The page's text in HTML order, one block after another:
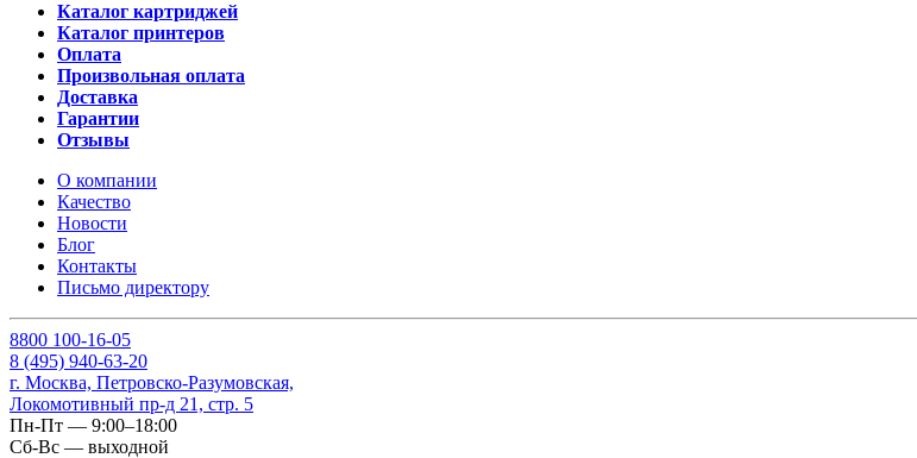
Каталог картриджей
Каталог принтеров
Оплата
Произвольная оплата
Доставка
Гарантии
Отзывы
О компании
Качество
Новости
Блог
Контакты
Письмо директору
8800 100-16-05
8 (495) 940-63-20
г. Москва, Петровско-Разумовская,
Локомотивный пр-д 21, стр. 5
Пн-Пт — 9:00–18:00
Сб-Вс — выходной